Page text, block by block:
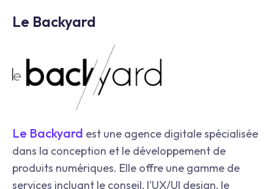
Le Backyard
Le Backyard est une agence digitale spécialisée
dans la conception et le développement de
produits numériques. Elle offre une gamme de
services incluant le conseil, l'UX/UI design, le